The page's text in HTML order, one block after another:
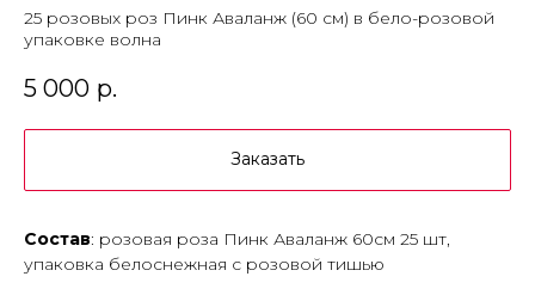
25 розовых роз Пинк Аваланж (60 см) в бело-розовой
упаковке волна
5 000 р.
Заказать
Состав: розовая роза Пинк Аваланж 60см 25 шт,
упаковка белоснежная с розовой тишью